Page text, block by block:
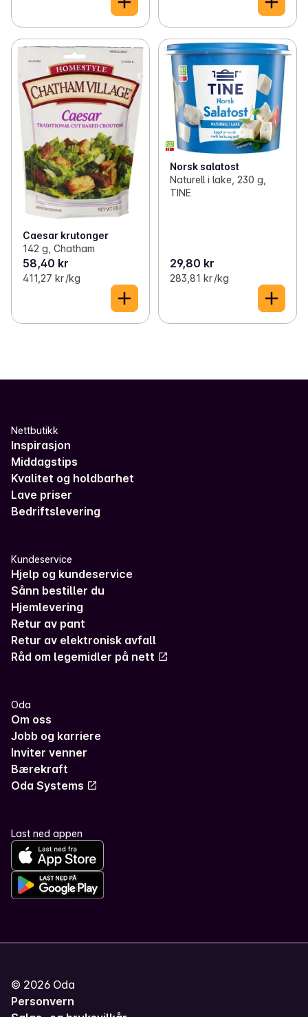
Caesar krutonger
142 g, Chatham
58,40 kr
411,27 kr /kg
Norsk salatost
Naturell i lake, 230 g,
TINE
29,80 kr
283,81 kr /kg
Nettbutikk
Inspirasjon
Middagstips
Kvalitet og holdbarhet
Lave priser
Bedriftslevering
Kundeservice
Hjelp og kundeservice
Sånn bestiller du
Hjemlevering
Retur av pant
Retur av elektronisk avfall
Råd om legemidler på nett
Oda
Om oss
Jobb og karriere
Inviter venner
Bærekraft
Oda Systems
Last ned appen
© 2026 Oda
Personvern